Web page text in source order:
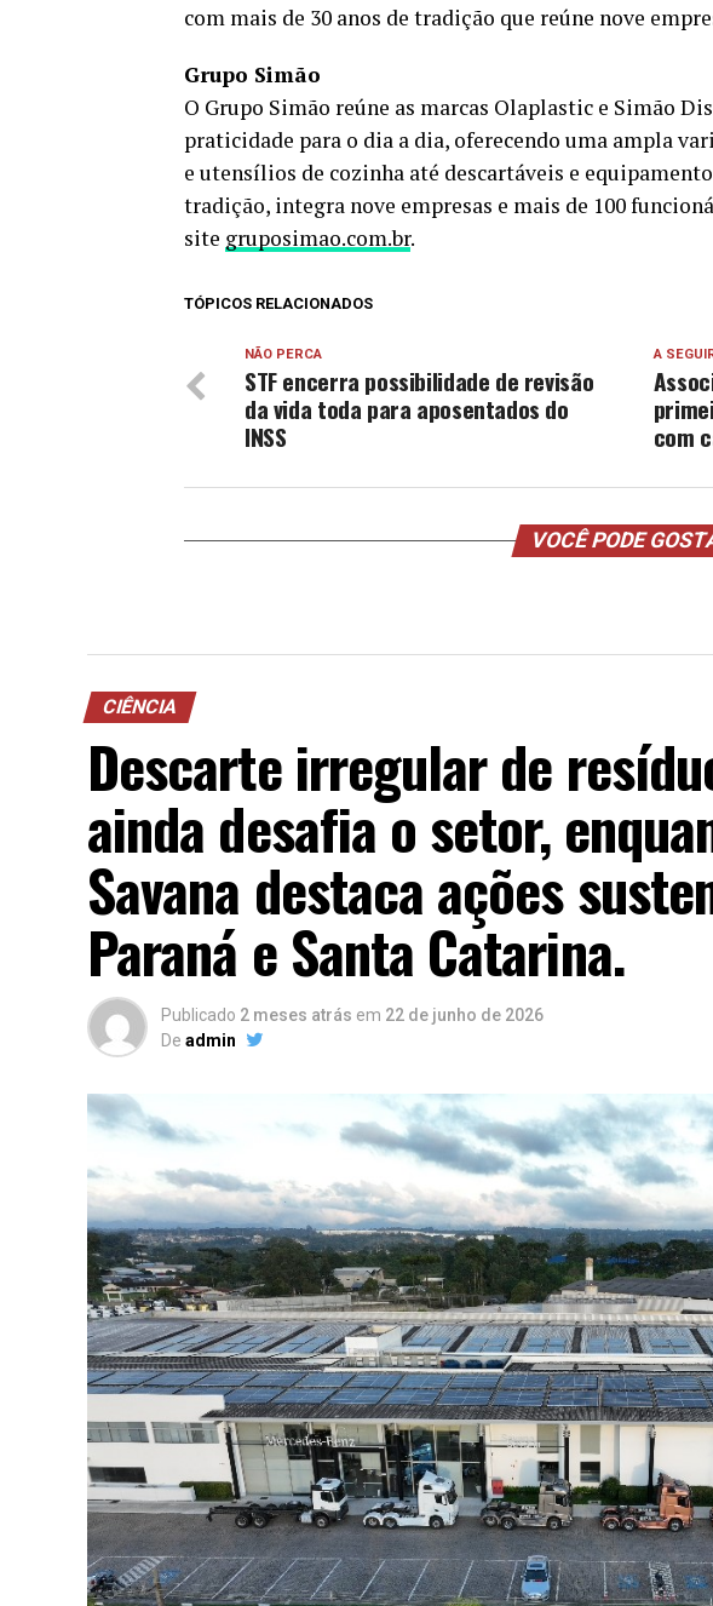
com mais de 30 anos de tradição que reúne nove
Grupo Simão
O Grupo Simão reúne as marcas Olaplastic e Simão
praticidade para o dia a dia, oferecendo uma ampla
e utensílios de cozinha até descartáveis e
tradição, integra nove empresas e mais de 100
site gruposimao.com.br.
TÓPICOS RELACIONADOS
A
com
NÃO PERCA
STF encerra possibilidade de revisão
da vida toda para aposentados do
INSS
VOCÊ PODE
CIÊNCIA
Descarte irregular de
ainda desafia o setor,
Savana destaca ações
Paraná e Santa Catarina.
Publicado 2 meses atrás em 22 de junho de 2026
De admin